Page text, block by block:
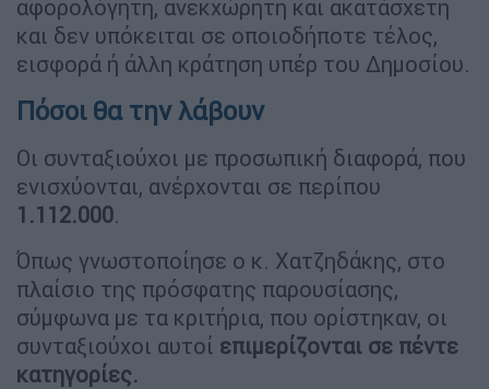
αφορολόγητη, ανεκχώρητη και ακατάσχετη
και δεν υπόκειται σε οποιοδήποτε τέλος,
εισφορά ή άλλη κράτηση υπέρ του Δημοσίου.
Πόσοι θα την λάβουν
Οι συνταξιούχοι με προσωπική διαφορά, που
ενισχύονται, ανέρχονται σε περίπου
1.112.000.
Όπως γνωστοποίησε ο κ. Χατζηδάκης, στο
πλαίσιο της πρόσφατης παρουσίασης,
σύμφωνα με τα κριτήρια, που ορίστηκαν, οι
συνταξιούχοι αυτοί επιμερίζονται σε πέντε
κατηγορίες.